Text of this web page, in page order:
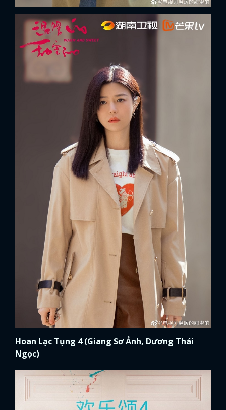
Hoan Lạc Tụng 4 (Giang Sơ Ảnh, Dương Thái
Ngọc)